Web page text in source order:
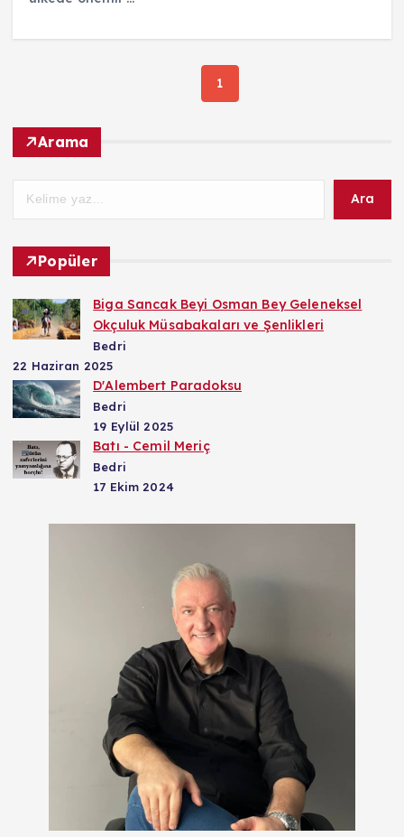
1
Arama
Ara
Popüler
Biga Sancak Beyi Osman Bey Geleneksel
Okçuluk Müsabakaları ve Şenlikleri
Bedri
22 Haziran 2025
D'Alembert Paradoksu
Bedri
19 Eylül 2025
Batı - Cemil Meriç
Bedri
17 Ekim 2024